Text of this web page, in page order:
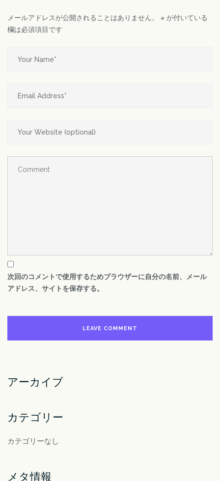
メールアドレスが公開されることはありません。 ※ が付いている
欄は必須項目です
次回のコメントで使用するためブラウザーに自分の名前、メール
アドレス、サイトを保存する。
アーカイブ
カテゴリー
カテゴリーなし
メタ情報